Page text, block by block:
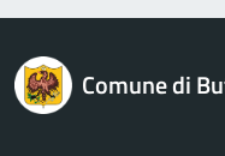
logo Unione Europea
Comune di